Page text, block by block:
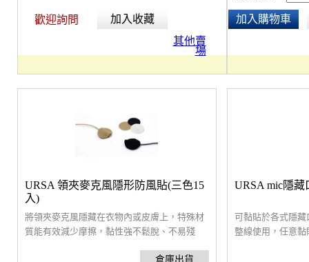
歡迎詢問
加入收藏
其他賣
場
加入購物車
URSA 領夾麥克風隱形防風貼(三色15
入)
將領夾麥克風隱藏在衣物內或皮膚上，特殊材
質能有效減少摩擦，黏性強不鬆脫、不易殘
URSA mic隱
可黏貼於各式隱
整線使用，任意